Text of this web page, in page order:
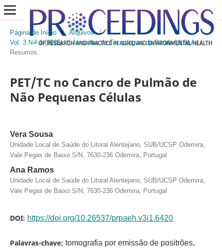
Página de Início / Arquivos
/
Vol. 3 N.º 1 (2025): II Jornadas de Tecnologias da Saúde ULSLA
/
Resumos
PET/TC no Cancro de Pulmão de
Não Pequenas Células
Vera Sousa
Unidade Local de Saúde do Litoral Alentejano, SUB/UCSP Odemira,
Vale Pegas de Baixo S/N, 7630-236 Odemira, Portugal
Ana Ramos
Unidade Local de Saúde do Litoral Alentejano, SUB/UCSP Odemira,
Vale Pegas de Baixo S/N, 7630-236 Odemira, Portugal
DOI: https://doi.org/10.26537/prpaeh.v3i1.6420
Palavras-chave: tomografia por emissão de positrões,